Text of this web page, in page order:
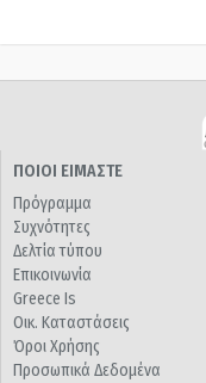
ΠΟΙΟΙ ΕΙΜΑΣΤΕ
Πρόγραμμα
Συχνότητες
Δελτία τύπου
Επικοινωνία
Greece Is
Οικ. Καταστάσεις
Όροι Χρήσης
Προσωπικά Δεδομένα